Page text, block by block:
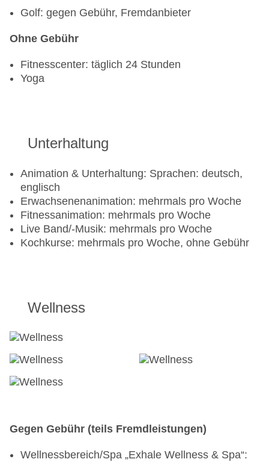
Terrasse, am Pool
22:30 Uhr, gegen Gebühr
Golf: gegen Gebühr, Fremdanbieter
Ohne Gebühr
Fitnesscenter: täglich 24 Stunden
Yoga
Unterhaltung
Animation & Unterhaltung: Sprachen: deutsch,
englisch
Erwachsenenanimation: mehrmals pro Woche
Fitnessanimation: mehrmals pro Woche
Live Band/-Musik: mehrmals pro Woche
Kochkurse: mehrmals pro Woche, ohne Gebühr
Wellness
Gegen Gebühr (teils Fremdleistungen)
Wellnessbereich/Spa „Exhale Wellness & Spa“: